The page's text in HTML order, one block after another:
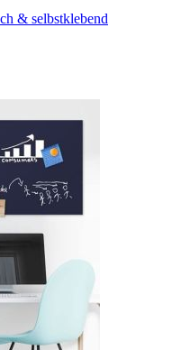
& selbstklebend